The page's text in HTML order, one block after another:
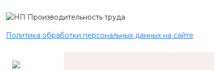
Политика обработки персональных данных на сайте